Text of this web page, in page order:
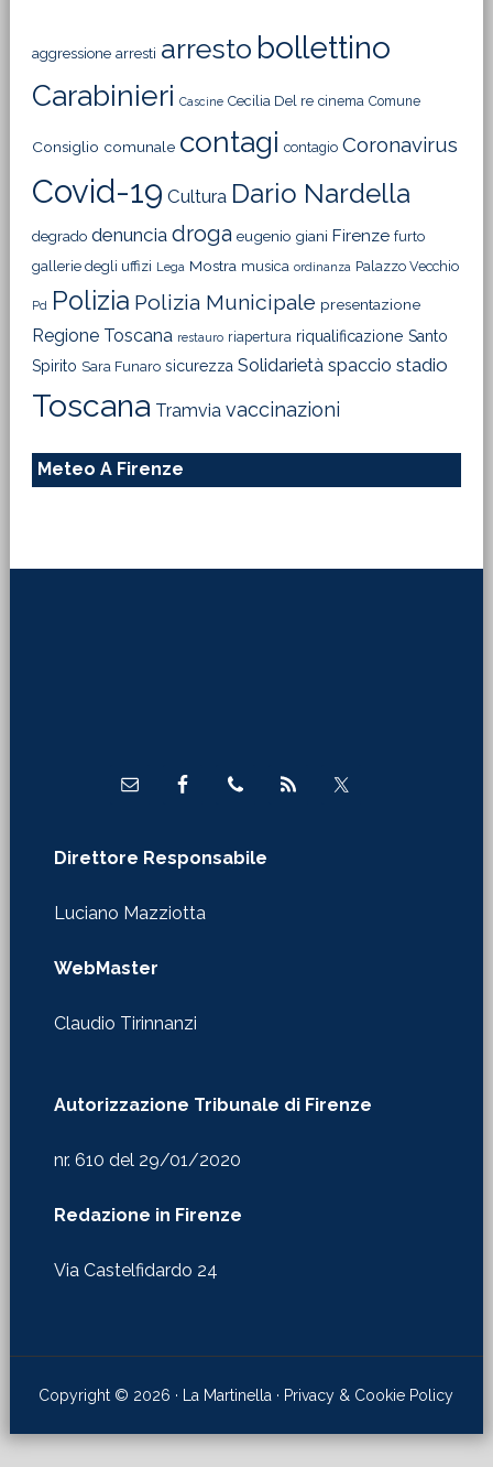
aggressione arresti arresto bollettino
Carabinieri Cascine Cecilia Del re cinema Comune
Consiglio comunale contagi contagio Coronavirus
Covid-19 Cultura Dario Nardella
degrado denuncia droga eugenio giani Firenze furto
gallerie degli uffizi Lega Mostra musica ordinanza Palazzo Vecchio
Pd Polizia Polizia Municipale presentazione
Regione Toscana restauro riapertura riqualificazione Santo
Spirito Sara Funaro sicurezza Solidarietà spaccio stadio
Toscana Tramvia vaccinazioni
Meteo A Firenze
WebMaster
Claudio Tirinnanzi
Redazione in Firenze
Via Castelfidardo 24